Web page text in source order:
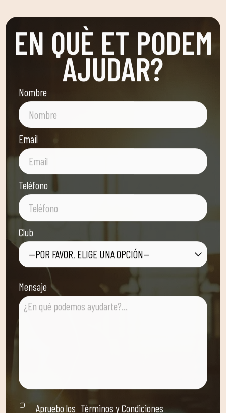
EN QUÈ ET PODEM
AJUDAR?
Nombre
Email
Teléfono
Club
—POR FAVOR, ELIGE UNA OPCIÓN—
Mensaje
Apruebo los Términos y Condiciones